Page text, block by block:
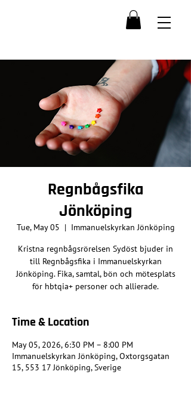
Regnbågsfika
Jönköping
Tue, May 05
  |
Immanuelskyrkan Jönköping
Kristna regnbågsrörelsen Sydöst bjuder in
till Regnbågsfika i Immanuelskyrkan
Jönköping. Fika, samtal, bön och mötesplats
för hbtqia+ personer och allierade.
Time & Location
May 05, 2026, 6:30 PM – 8:00 PM
Immanuelskyrkan Jönköping, Oxtorgsgatan
15, 553 17 Jönköping, Sverige